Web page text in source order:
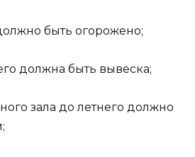
быть огорожено;
должна быть вывеска;
зала до летнего должно